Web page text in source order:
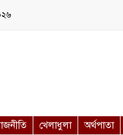
খেলাধুলা অর্থপাতা